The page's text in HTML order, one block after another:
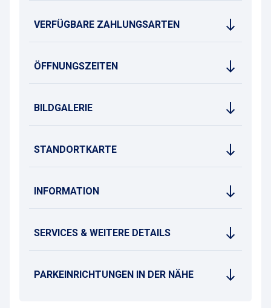
VERFÜGBARE ZAHLUNGSARTEN
ÖFFNUNGSZEITEN
BILDGALERIE
STANDORTKARTE
INFORMATION
SERVICES & WEITERE DETAILS
PARKEINRICHTUNGEN IN DER NÄHE